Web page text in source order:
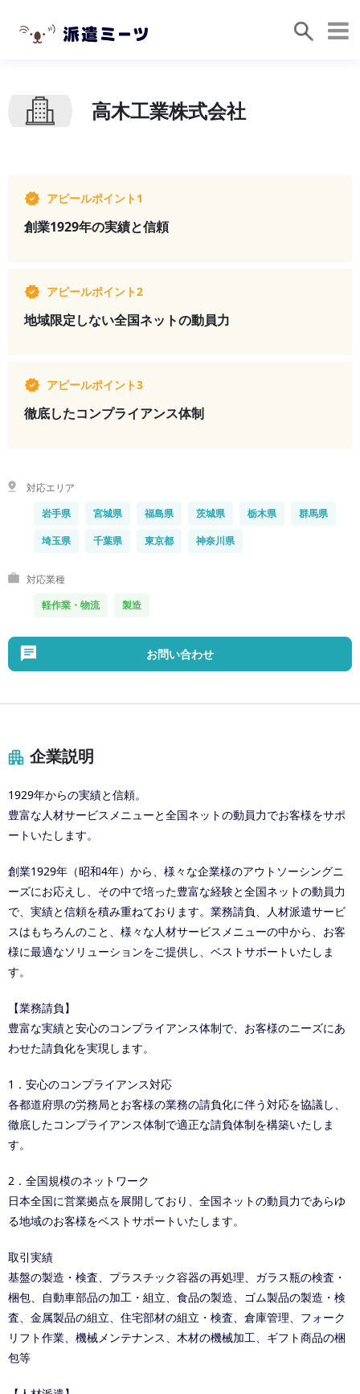
高木工業株式会社
アピールポイント1
創業1929年の実績と信頼
アピールポイント2
地域限定しない全国ネットの動員力
アピールポイント3
徹底したコンプライアンス体制
対応エリア
岩手県
宮城県 福島県 茨城県 栃木県
群馬県
埼玉県
千葉県 東京都 神奈川県
対応業種
軽作業・物流
製造
お問い合わせ
企業説明
1929年からの実績と信頼。
豊富な人材サービスメニューと全国ネットの動員力でお客様をサポ
ートいたします。
創業1929年（昭和4年）から、様々な企業様のアウトソーシングニ
ーズにお応えし、その中で培った豊富な経験と全国ネットの動員力
で、実績と信頼を積み重ねております。業務請負、人材派遣サービ
スはもちろんのこと、様々な人材サービスメニューの中から、お客
様に最適なソリューションをご提供し、ベストサポートいたしま
す。
【業務請負】
豊富な実績と安心のコンプライアンス体制で、お客様のニーズにあ
わせた請負化を実現します。
1．安心のコンプライアンス対応
各都道府県の労務局とお客様の業務の請負化に伴う対応を協議し、
徹底したコンプライアンス体制で適正な請負体制を構築いたしま
す。
2．全国規模のネットワーク
日本全国に営業拠点を展開しており、全国ネットの動員力であらゆ
る地域のお客様をベストサポートいたします。
取引実績
基盤の製造・検査、プラスチック容器の再処理、ガラス瓶の検査・
梱包、自動車部品の加工・組立、食品の製造、ゴム製品の製造・検
査、金属製品の組立、住宅部材の組立・検査、倉庫管理、フォーク
リフト作業、機械メンテナンス、木材の機械加工、ギフト商品の梱
包等